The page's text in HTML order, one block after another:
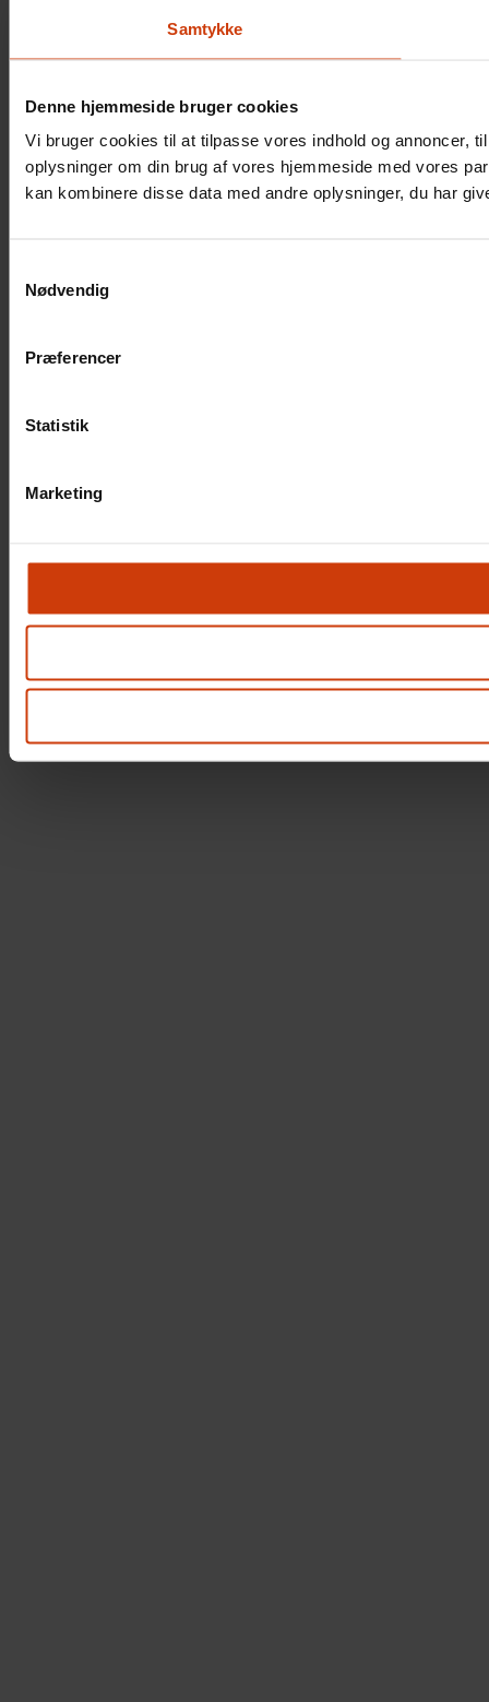
Samtykke
Denne hjemmeside bruger cookies
Vi bruger cookies til at tilpasse vores indhold og annoncer,
oplysninger om din brug af vores hjemmeside med vores
kan kombinere disse data med andre oplysninger, du har
Nødvendig
Præferencer
Statistik
Marketing